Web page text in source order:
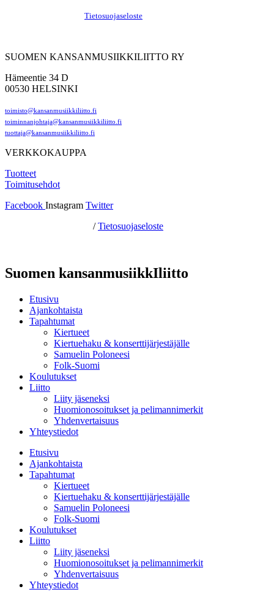
Tietosuojaseloste
SUOMEN KANSANMUSIIKKILIITTO RY
Hämeentie 34 D
00530 HELSINKI
toimisto@kansanmusiikkiliitto.fi
toiminnanjohtaja@kansanmusiikkiliitto.fi
tuottaja@kansanmusiikkiliitto.fi
VERKKOKAUPPA
Tuotteet
Toimitusehdot
Facebook Instagram Twitter
/Tietosuojaseloste
Suomen kansanmusiikkIliitto
Etusivu
Ajankohtaista
Tapahtumat
Kiertueet
Kiertuehaku & konserttijärjestäjälle
Samuelin Poloneesi
Folk-Suomi
Koulutukset
Liitto
Liity jäseneksi
Huomionosoitukset ja pelimannimerkit
Yhdenvertaisuus
Yhteystiedot
Etusivu
Ajankohtaista
Tapahtumat
Kiertueet
Kiertuehaku & konserttijärjestäjälle
Samuelin Poloneesi
Folk-Suomi
Koulutukset
Liitto
Liity jäseneksi
Huomionosoitukset ja pelimannimerkit
Yhdenvertaisuus
Yhteystiedot